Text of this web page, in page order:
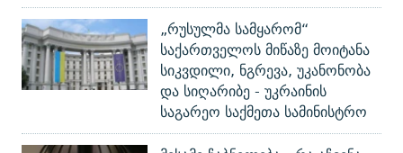
„რუსულმა სამყარომ“
საქართველოს მიწაზე მოიტანა
სიკვდილი, ნგრევა, უკანონობა
და სიღარიბე - უკრაინის
საგარეო საქმეთა სამინისტრო